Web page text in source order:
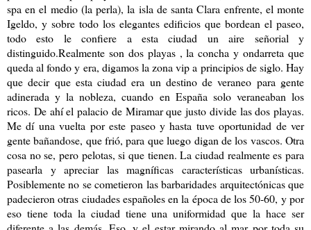
spa en el medio (la perla), la isla de santa Clara enfrente, el monte
Igeldo, y sobre todo los elegantes edificios que bordean el paseo,
todo esto le confiere a esta ciudad un aire señorial y
distinguido.Realmente son dos playas , la concha y ondarreta que
queda al fondo y era, digamos la zona vip a principios de siglo. Hay
que decir que esta ciudad era un destino de veraneo para gente
adinerada y la nobleza, cuando en España solo veraneaban los
ricos. De ahí el palacio de Miramar que justo divide las dos playas.
Me dí una vuelta por este paseo y hasta tuve oportunidad de ver
gente bañandose, que frió, para que luego digan de los vascos. Otra
cosa no se, pero pelotas, si que tienen. La ciudad realmente es para
pasearla y apreciar las magníficas características urbanísticas.
Posiblemente no se cometieron las barbaridades arquitectónicas que
padecieron otras ciudades españoles en la época de los 50-60, y por
eso tiene toda la ciudad tiene una uniformidad que la hace ser